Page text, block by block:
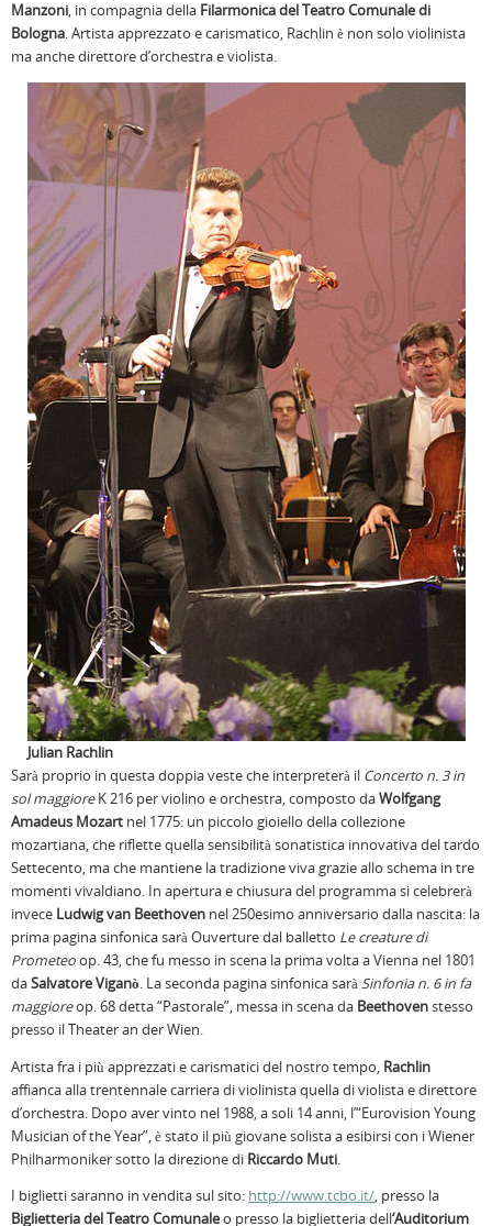
Manzoni, in compagnia della Filarmonica del Teatro Comunale di
Bologna. Artista apprezzato e carismatico, Rachlin è non solo violinista
ma anche direttore d’orchestra e violista.
Julian Rachlin
Sarà proprio in questa doppia veste che interpreterà il Concerto n. 3 in
sol maggioreK 216 per violino e orchestra, composto daWolfgang
Amadeus Mozart nel 1775: un piccolo gioiello della collezione
mozartiana, che riflette quella sensibilità sonatistica innovativa del tardo
Settecento, ma che mantiene la tradizione viva grazie allo schema in tre
momenti vivaldiano. In apertura e chiusura del programma si celebrerà
invece Ludwig van Beethoven nel 250esimo anniversario dalla nascita: la
prima pagina sinfonica sarà Ouverture dal balletto Le creature di
Prometeoop. 43, che fu messo in scena la prima volta a Vienna nel 1801
daSalvatore Viganò. La seconda pagina sinfonica saràSinfonia n. 6 in fa
maggioreop. 68 detta “Pastorale”, messa in scena da Beethovenstesso
presso il Theater an der Wien.
Artista fra i più apprezzati e carismatici del nostro tempo, Rachlin
affianca alla trentennale carriera di violinista quella di violista e direttore
d’orchestra. Dopo aver vinto nel 1988, a soli 14 anni, l’“Eurovision Young
Musician of the Year”, è stato il più giovane solista a esibirsi con i Wiener
Philharmoniker sotto la direzione di Riccardo Muti.
I biglietti saranno in vendita sul sito: http://www.tcbo.it/, presso la
Biglietteria del Teatro Comunaleo presso la biglietteria dell‘Auditorium